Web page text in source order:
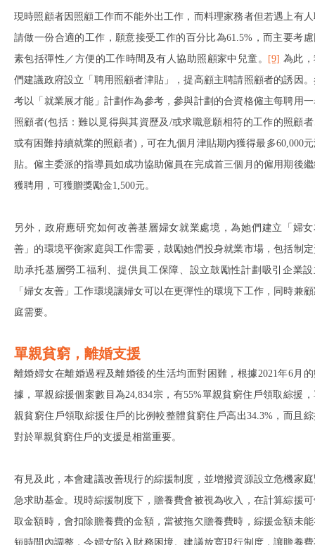
現時照顧者因照顧工作而不能外出工作，而料理家務者但若遇上有
請做一份合適的工作，願意接受工作的百分比為61.5%，而主要考
素包括彈性／方便的工作時間及有人協助照顧家中兒童。 [9] 為此
們建議政府設立「聘用照顧者津貼」，提高顧主聘請照顧者的誘因
考以「就業展才能」計劃作為參考，參與計劃的合資格僱主每聘用
照顧者(包括：難以覓得與其資歷及/或求職意願相符的工作的照顧
或有困難持續就業的照顧者)，可在九個月津貼期內獲得最多60,000
貼。僱主委派的指導員如成功協助僱員在完成首三個月的僱用期後
獲聘用，可獲贈獎勵金1,500元。
另外，政府應研究如何改善基層婦女就業處境，為她們建立「婦女
善」的環境平衡家庭與工作需要，鼓勵她們投身就業市場，包括制
助承托基層勞工福利、提供員工保障、設立鼓勵性計劃吸引企業設
「婦女友善」工作環境讓婦女可以在更彈性的環境下工作，同時兼
庭需要。
單親貧窮，離婚支援
離婚婦女在離婚過程及離婚後的生活均面對困難，根據2021年6月
據，單親綜援個案數目為24,834宗，有55%單親貧窮住戶領取綜援
親貧窮住戶領取綜援住戶的比例較整體貧窮住戶高出34.3%，而且
對於單親貧窮住戶的支援是相當重要。
有見及此，本會建議改善現行的綜援制度，並增撥資源設立危機家
急求助基金。現時綜援制度下，贍養費會被視為收入，在計算綜援
取金額時，會扣除贍養費的金額，當被拖欠贍養費時，綜援金額未
短時間內調整，令婦女陷入財務困境。建議放寬現行制度，讓贍養